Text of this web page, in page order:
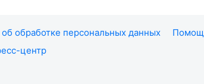
обработке персональных данных
центр